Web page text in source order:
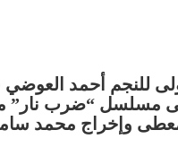
للنجم أحمد
مسلسل “ضرب نار”
وإخراج محمد